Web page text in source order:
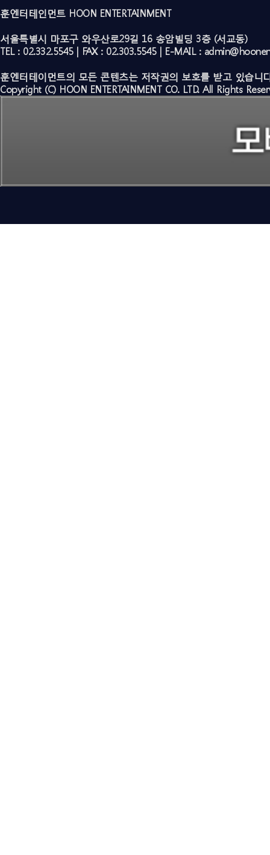
훈엔터테인먼트 HOON ENTERTAINMENT
서울특별시 마포구 와우산로29길 16 송암빌딩 3층 (서교동)
TEL : 02.332.5545 | FAX : 02.303.5545 | E-MAIL :
훈엔터테이먼트의 모든 콘텐츠는 저작권의 보호를 받고 있습니
Copyright (C) HOON ENTERTAINMENT CO. LTD. All Rights